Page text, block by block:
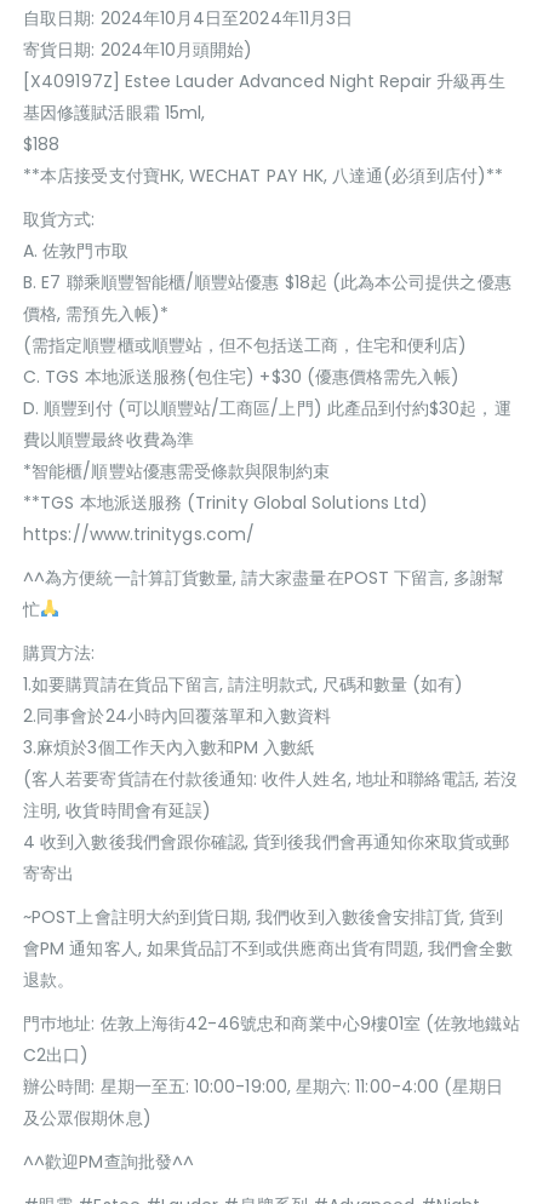
自取日期: 2024年10月4日至2024年11月3日
寄貨日期: 2024年10月頭開始)
[X409197Z] Estee Lauder Advanced Night Repair 升級再生
基因修護賦活眼霜 15ml,
$188
**本店接受支付寶HK, WECHAT PAY HK, 八達通(必須到店付)**
取貨方式:
A. 佐敦門巿取
B. E7 聯乘順豐智能櫃/順豐站優惠 $18起 (此為本公司提供之優惠
價格, 需預先入帳)*
(需指定順豐櫃或順豐站，但不包括送工商，住宅和便利店)
C. TGS 本地派送服務(包住宅) +$30 (優惠價格需先入帳)
D. 順豐到付 (可以順豐站/工商區/上門) 此產品到付約$30起，運
費以順豐最終收費為準
*智能櫃/順豐站優惠需受條款與限制約束
**TGS 本地派送服務 (Trinity Global Solutions Ltd)
https://www.trinitygs.com/
^^為方便統一計算訂貨數量, 請大家盡量在POST 下留言, 多謝幫
忙
購買方法:
1.如要購買請在貨品下留言, 請注明款式, 尺碼和數量 (如有)
2.同事會於24小時內回覆落單和入數資料
3.麻煩於3個工作天內入數和PM 入數紙
(客人若要寄貨請在付款後通知: 收件人姓名, 地址和聯絡電話, 若沒
注明, 收貨時間會有延誤)
4 收到入數後我們會跟你確認, 貨到後我們會再通知你來取貨或郵
寄寄出
~POST上會註明大約到貨日期, 我們收到入數後會安排訂貨, 貨到
會PM 通知客人, 如果貨品訂不到或供應商出貨有問題, 我們會全數
退款。
門巿地址: 佐敦上海街42-46號忠和商業中心9樓01室 (佐敦地鐵站
C2出口)
辦公時間: 星期一至五: 10:00-19:00, 星期六: 11:00-4:00 (星期日
及公眾假期休息)
^^歡迎PM查詢批發^^